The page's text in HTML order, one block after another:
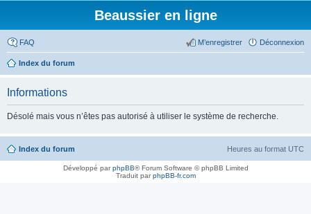
Beaussier en ligne
FAQ Déconnexion
M’enregistrer
Index du forum
Informations
Désolé mais vous n’êtes pas autorisé à utiliser le système de recherche.
Index du forum Heures au format UTC
Développé parphpBB® Forum Software © phpBB Limited
Traduit parphpBB-fr.com